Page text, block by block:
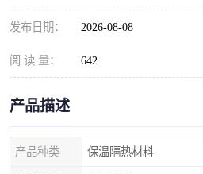
发布日期： 2026-08-08
阅 读 量： 642
产品描述
产品种类 保温隔热材料